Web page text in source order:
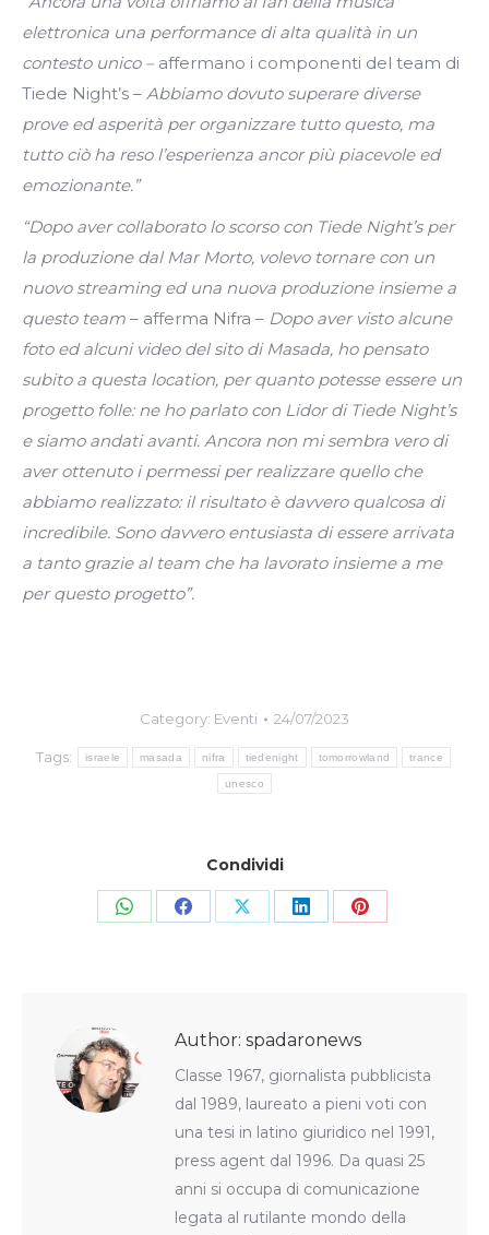
elettronica una performance di alta qualità in un
contesto unico – affermano i componenti del team di
Tiede Night’s – Abbiamo dovuto superare diverse
prove ed asperità per organizzare tutto questo, ma
tutto ciò ha reso l’esperienza ancor più piacevole ed
emozionante.”
“Dopo aver collaborato lo scorso con Tiede Night’s per
la produzione dal Mar Morto, volevo tornare con un
nuovo streaming ed una nuova produzione insieme a
questo team – afferma Nifra – Dopo aver visto alcune
foto ed alcuni video del sito di Masada, ho pensato
subito a questa location, per quanto potesse essere un
progetto folle: ne ho parlato con Lidor di Tiede Night’s
e siamo andati avanti. Ancora non mi sembra vero di
aver ottenuto i permessi per realizzare quello che
abbiamo realizzato: il risultato è davvero qualcosa di
incredibile. Sono davvero entusiasta di essere arrivata
a tanto grazie al team che ha lavorato insieme a me
per questo progetto”.
Category: Eventi 24/07/2023
Tags: israele masada nifra tiedenight tomorrowland trance
unesco
Condividi
Share Share Share Share Share
Author: spadaronews
Classe 1967, giornalista pubblicista
dal 1989, laureato a pieni voti con
una tesi in latino giuridico nel 1991,
press agent dal 1996. Da quasi 25
anni si occupa di comunicazione
legata al rutilante mondo della